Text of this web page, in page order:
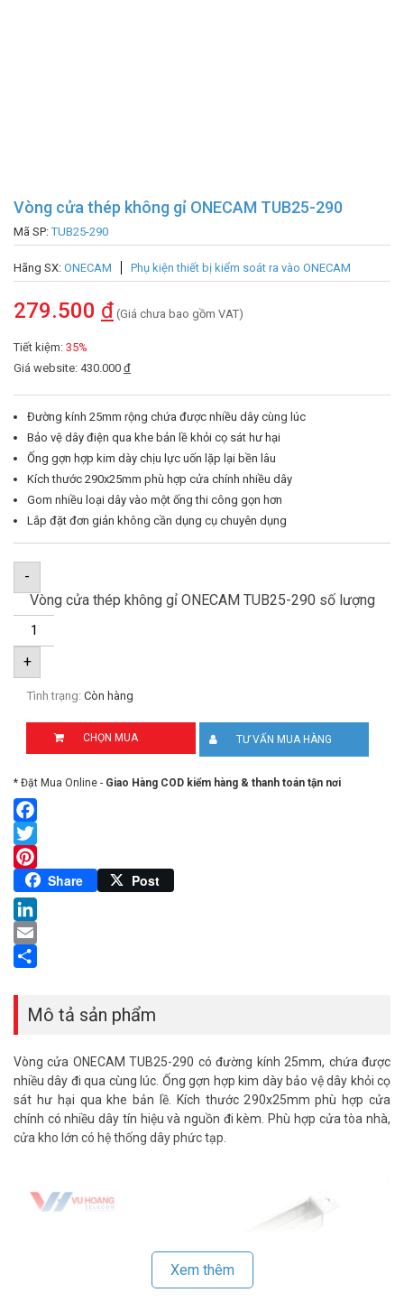
Vòng cửa thép không gỉ ONECAM TUB25-290
Mã SP:TUB25-290
Hãng SX: ONECAM Phụ kiện thiết bị kiểm soát ra vào ONECAM
279.500 đ (Giá chưa bao gồm VAT)
Tiết kiệm: 35%
Giá website: 430.000 đ
Đường kính 25mm rộng chứa được nhiều dây cùng lúc
Bảo vệ dây điện qua khe bản lề khỏi cọ sát hư hại
Ống gợn hợp kim dày chịu lực uốn lặp lại bền lâu
Kích thước 290x25mm phù hợp cửa chính nhiều dây
Gom nhiều loại dây vào một ống thi công gọn hơn
Lắp đặt đơn giản không cần dụng cụ chuyên dụng
-
Vòng cửa thép không gỉ ONECAM TUB25-290 số lượng
+
Tình trạng: Còn hàng
CHỌN MUA TƯ VẤN MUA HÀNG
* Đặt Mua Online - Giao Hàng COD kiểm hàng & thanh toán tận nơi
Facebook
Twitter
Pinterest
Share Post
LinkedIn
Email
Mô tả sản phẩm
Vòng cửa ONECAM TUB25-290 có đường kính 25mm, chứa được
nhiều dây đi qua cùng lúc. Ống gợn hợp kim dày bảo vệ dây khỏi cọ
sát hư hại qua khe bản lề. Kích thước 290x25mm phù hợp cửa
chính có nhiều dây tín hiệu và nguồn đi kèm. Phù hợp cửa tòa nhà,
cửa kho lớn có hệ thống dây phức tạp.
Xem thêm